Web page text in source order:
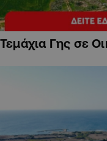
Τεμάχια Γης σε